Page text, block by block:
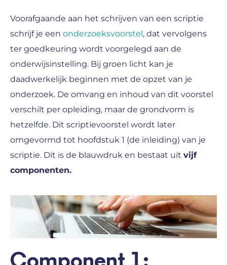
Voorafgaande aan het schrijven van een scriptie
schrijf je een onderzoeksvoorstel, dat vervolgens
ter goedkeuring wordt voorgelegd aan de
onderwijsinstelling. Bij groen licht kan je
daadwerkelijk beginnen met de opzet van je
onderzoek. De omvang en inhoud van dit voorstel
verschilt per opleiding, maar de grondvorm is
hetzelfde. Dit scriptievoorstel wordt later
omgevormd tot hoofdstuk 1 (de inleiding) van je
scriptie. Dit is de blauwdruk en bestaat uit vijf
componenten.